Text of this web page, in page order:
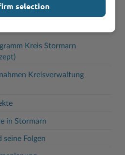
Kreis Stormarn
Kreisverwaltung
in Stormarn
seine Folgen
selection